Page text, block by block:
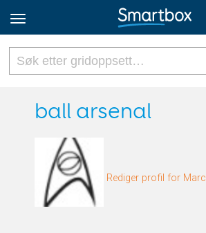
Online Grids
Registrer deg
ball arsenal
Rediger profil for Marc